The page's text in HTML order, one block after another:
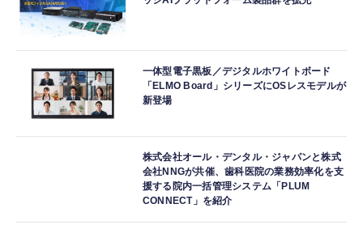
一体型電子黒板／デジタルホワイトボード
「ELMO Board」シリーズにOSレスモデルが
新登場
株式会社オール・デンタル・ジャパンと株式
会社NNGが共催、歯科医院の業務効率化を支
援する院内一括管理システム「PLUM
CONNECT」を紹介